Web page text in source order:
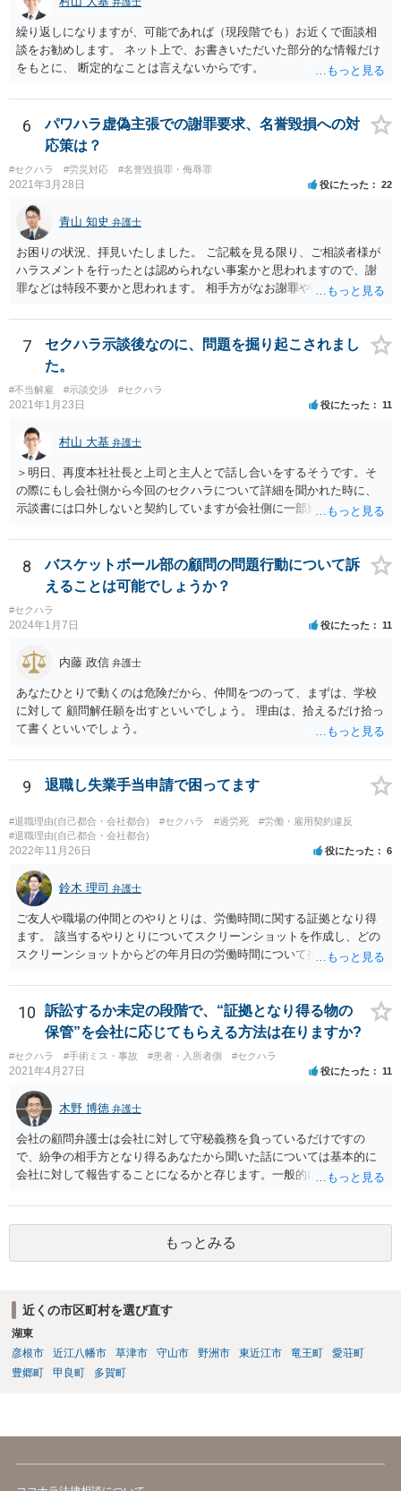
繰り返しになりますが、可能であれば（現段階でも）お近くで面談相
談をお勧めします。 ネット上で、お書きいただいた部分的な情報だけ
をもとに、 断定的なことは言えないからです。
6
パワハラ虚偽主張での謝罪要求、名誉毀損への対
応策は？
#セクハラ #労災対応 #名誉毀損罪・侮辱罪
2021年3月28日 役にたった 22
青山 知史 弁護士
お困りの状況、拝見いたしました。 ご記載を見る限り、ご相談者様が
ハラスメントを行ったとは認められない事案かと思われますので、謝
罪などは特段不要かと思われます。 相手方がなお謝罪や賠償を要求す
訴訟などによって債務不存在確認などを求めることも可能です。 相手
方の行為は、ご相談者様の名誉や名誉感情を損なう事項を第三者に通
知したものであり、社内でも共有されている実態を考えれば、金額の
多寡は別として、名誉毀損に基づく損害賠償請求などが成立する可能
性もあるかと思われます。 本件に対する対応ですが、そもそも根拠を
欠く主張であり、会社としても相手方の請求を取り合うつもり事態が
ない可能性もあるかと思われます。 こうした場合であれば、結局は相
手方として、言い分がなにも通らないまま、断念ををすることにな
り、ご相談者様も直接に問題のある人物と接触を持たずに済むかと思
いますので、必ずしも、ご相談者様がコストをかけて、相手方を責め
るまでをしなくともよいかとも考えられます。 もっとも、ご相談者様
として本件行動が納得できない場合には、コスト面も生じることから
十分にご検討をいただく必要はあるかと思いますが、相手方に対して
正式な警告の書面を送ったり、名誉毀損に当たりうる行為について、
賠償を求めていく余地はあるかと思われます。
7
セクハラ示談後なのに、問題を掘り起こされまし
た。
#不当解雇 #示談交渉 #セクハラ
2021年1月23日 役にたった 11
村山 大基 弁護士
＞明日、再度本社社長と上司と主人とで話し合いをするそうです。そ
の際にもし会社側から今回のセクハラについて詳細を聞かれた時に、
示談書には口外しないと契約していますが会社側に一部始終を話して
合、どのように対応したら良いですか？ 一番無難なのは、①事前に弁
護士に相談してからにしたい、と伝え、②話し合いを延期してもらっ
てご主人が近くで法律相談に行くことです。 ネット上ですと、示談書
も確認できませんし、「言葉による下ネタ」がどのようなものか、示
談に至る具体的な経緯、示談後相手が会社に話した内容など、詳しい
事情がわかりません。これらの事情がわからずに、相談者さんからの
又聞きの情報だけをもとに回答するのは妥当ではないと考えるからで
す。
8
バスケットボール部の顧問の問題行動について訴
えることは可能でしょうか？
#セクハラ
2024年1月7日 役にたった 11
内藤 政信 弁護士
あなたひとりで動くのは危険だから、仲間をつのって、まずは、学校
に対して 顧問解任願を出すといいでしょう。 理由は、拾えるだけ拾っ
て書くといいでしょう。
9 退職し失業手当申請で困ってます
#退職理由(自己都合・会社都合) #セクハラ #過労死
#労働・雇用契約違反
#退職理由(自己都合・会社都合)
2022年11月26日 役にたった 6
鈴木 理司 弁護士
ご友人や職場の仲間とのやりとりは、労働時間に関する証拠となり得
ます。 該当するやりとりについてスクリーンショットを作成し、どの
スクリーンショットからどの年月日の労働時間について推定できるか
10
訴訟するか未定の段階で、“証拠となり得る物の
保管”を会社に応じてもらえる方法は在りますか?
#セクハラ #手術ミス・事故 #患者・入所者側 #セクハラ
2021年4月27日 役にたった 11
木野 博徳 弁護士
会社の顧問弁護士は会社に対して守秘義務を負っているだけですの
で、紛争の相手方となり得るあなたから聞いた話については基本的に
会社に対して報告することになるかと存じます。一般的に弁護士かぎ
ってはあるかもしれませんが、相手方に誤解を与える可能性があり、
利益相反の問題が生じうるのでそういった要請は拒絶する場合が大半
でしょうし、とりわけ今回の状況において弁護士かぎりの話にしてほ
しいという要望を受け容れる弁護士はほとんどいないと思います。 会
に相談した上で、事案の見通し等を示してもらい、訴訟するかどうか
を早急に決断された方が良いかと存じます。訴訟提起を選択される場
合は、通常、会社が隠蔽のため過去の記録を廃棄すること等を防ぐた
め、弁護士と相談の上、訴え提起前の証拠保全の要否等を検討するこ
もっとみる
近くの市区町村を選び直す
湖東
彦根市
近江八幡市 草津市 守山市 野洲市 東近江市 竜王町
愛荘町
豊郷町
甲良町 多賀町